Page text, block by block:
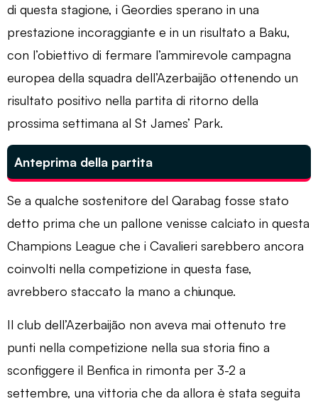
di questa stagione, i Geordies sperano in una
prestazione incoraggiante e in un risultato a Baku,
con l’obiettivo di fermare l’ammirevole campagna
europea della squadra dell’Azerbaijão ottenendo un
risultato positivo nella partita di ritorno della
prossima settimana al St James’ Park.
Anteprima della partita
Se a qualche sostenitore del Qarabag fosse stato
detto prima che un pallone venisse calciato in questa
Champions League che i Cavalieri sarebbero ancora
coinvolti nella competizione in questa fase,
avrebbero staccato la mano a chiunque.
Il club dell’Azerbaijão non aveva mai ottenuto tre
punti nella competizione nella sua storia fino a
sconfiggere il Benfica in rimonta per 3-2 a
settembre, una vittoria che da allora è stata seguita